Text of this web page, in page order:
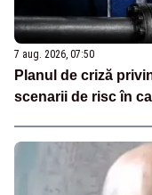
7 aug. 2026, 07:50
Planul de criză
scenarii de risc în